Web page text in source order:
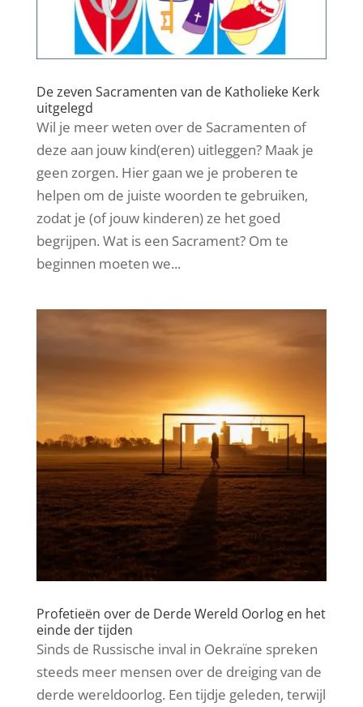
De zeven Sacramenten van de Katholieke Kerk
uitgelegd
Wil je meer weten over de Sacramenten of
deze aan jouw kind(eren) uitleggen? Maak je
geen zorgen. Hier gaan we je proberen te
helpen om de juiste woorden te gebruiken,
zodat je (of jouw kinderen) ze het goed
begrijpen. Wat is een Sacrament? Om te
beginnen moeten we...
Profetieën over de Derde Wereld Oorlog en het
einde der tijden
Sinds de Russische inval in Oekraïne spreken
steeds meer mensen over de dreiging van de
derde wereldoorlog. Een tijdje geleden, terwijl